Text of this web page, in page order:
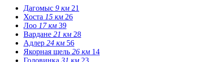
Дагомыс 9 км 21
Хоста 15 км 26
Лоо 17 км 39
Вардане 21 км 28
Адлер 24 км 56
Якорная щель 26 км 14